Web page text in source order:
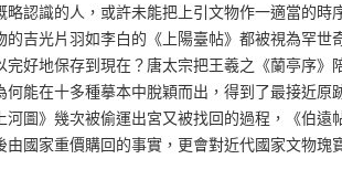
略認識的人，或許未能把上引文物作一適當的時
的吉光片羽如李白的《上陽臺帖》都被視為罕世
完好地保存到現在？唐太宗把王羲之《蘭亭序》
何能在十多種摹本中脫穎而出，得到了最接近原
圖》幾次被偷運出宮又被找回的過程，《伯遠
由國家重價購回的事實，更會對近代國家文物瑰